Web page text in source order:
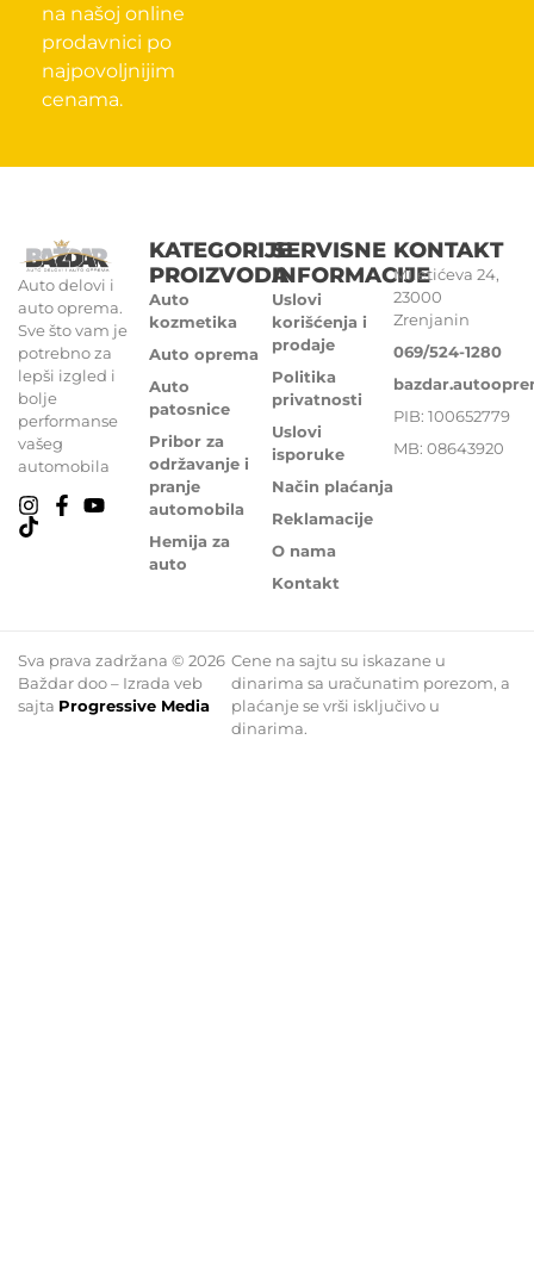
na našoj online
prodavnici po
najpovoljnijim
cenama.
Auto delovi i
auto oprema.
Sve što vam je
potrebno za
lepši izgled i
bolje
performanse
vašeg
automobila
KATEGORIJE
PROIZVODA
Auto
kozmetika
Auto oprema
Auto
patosnice
Pribor za
održavanje i
pranje
automobila
Hemija za
auto
SERVISNE
INFORMACIJE
Uslovi
korišćenja i
prodaje
Politika
privatnosti
Uslovi
isporuke
Način plaćanja
Reklamacije
O nama
Kontakt
KONTAKT
Miletićeva 24,
23000
Zrenjanin
069/524-1280
PIB: 100652779
MB: 08643920
Sva prava zadržana © 2026
Baždar doo – Izrada veb
sajta Progressive Media
Cene na sajtu su iskazane u
dinarima sa uračunatim porezom, a
plaćanje se vrši isključivo u
dinarima.